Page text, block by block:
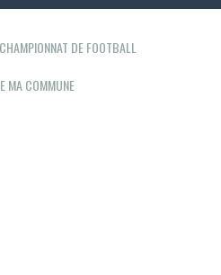
DE FOOTBALL
MA COMMUNE